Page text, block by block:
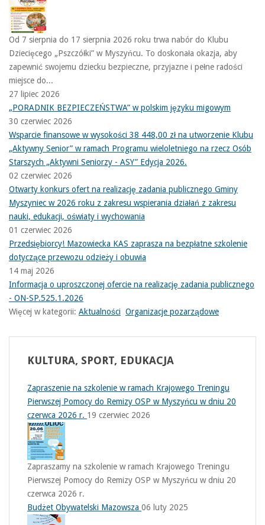
Od 7 sierpnia do 17 sierpnia 2026 roku trwa nabór do Klubu
Dziecięcego „Pszczółki” w Myszyńcu. To doskonała okazja, aby
zapewnić swojemu dziecku bezpieczne, przyjazne i pełne radości
miejsce do...
27 lipiec 2026
„PORADNIK BEZPIECZEŃSTWA” w polskim języku migowym
30 czerwiec 2026
Wsparcie finansowe w wysokości 38 448,00 zł na utworzenie Klubu
„Aktywny Senior” w ramach Programu wieloletniego na rzecz Osób
Starszych „Aktywni Seniorzy - ASY” Edycja 2026.
02 czerwiec 2026
Otwarty konkurs ofert na realizację zadania publicznego Gminy
Myszyniec w 2026 roku z zakresu wspierania działań z zakresu
nauki, edukacji, oświaty i wychowania
01 czerwiec 2026
Przedsiębiorcy! Mazowiecka KAS zaprasza na bezpłatne szkolenie
dotyczące przewozu odzieży i obuwia
14 maj 2026
Informacja o uproszczonej ofercie na realizację zadania publicznego
- ON-SP.525.1.2026
Więcej w kategorii: Aktualności Organizacje pozarządowe
KULTURA, SPORT, EDUKACJA
Zapraszenie na szkolenie w ramach Krajowego Treningu
Pierwszej Pomocy do Remizy OSP w Myszyńcu w dniu 20
czerwca 2026 r. 19 czerwiec 2026
Zapraszamy na szkolenie w ramach Krajowego Treningu
Pierwszej Pomocy do Remizy OSP w Myszyńcu w dniu 20
czerwca 2026 r.
Budżet Obywatelski Mazowsza 06 luty 2025